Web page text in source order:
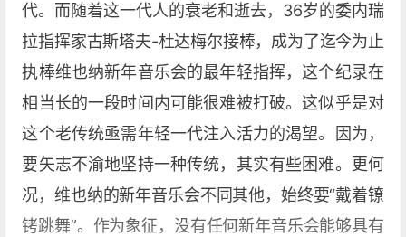
代。而随着这一代人的衰老和逝去，36岁的委内瑞
拉指挥家古斯塔夫-杜达梅尔接棒，成为了迄今为止
执棒维也纳新年音乐会的最年轻指挥，这个纪录在
相当长的一段时间内可能很难被打破。这似乎是对
这个老传统亟需年轻一代注入活力的渴望。因为，
要矢志不渝地坚持一种传统，其实有些困难。更何
况，维也纳的新年音乐会不同其他，始终要“戴着镣
铐跳舞”。作为象征，没有任何新年音乐会能够具有